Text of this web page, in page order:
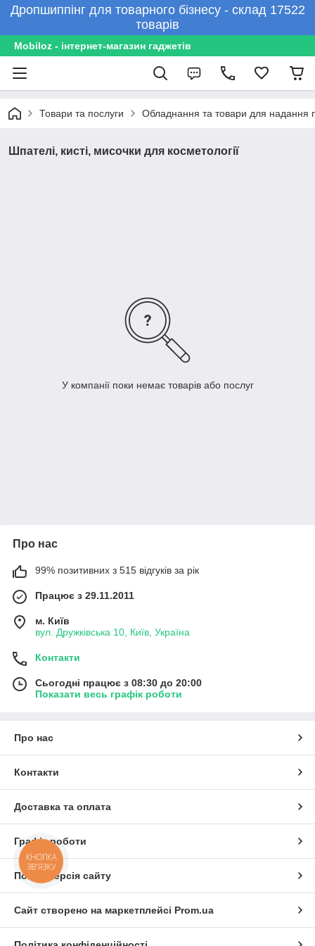
Дропшиппінг для товарного бізнесу - склад 17522
товарів
Mobiloz - інтернет-магазин гаджетів
Товари та послуги Обладнання та товари для надання
Шпателі, кисті, мисочки для косметології
У компанії поки немає товарів або послуг
Про нас
99% позитивних з 515 відгуків за рік
Працює з 29.11.2011
м. Київ
вул. Дружківська 10, Київ, Україна
Контакти
Сьогодні працює з 08:30 до 20:00
Показати весь графік роботи
Про нас
Контакти
Доставка та оплата
Графік роботи
Повна версія сайту
Сайт створено на маркетплейсі Prom.ua
КНОПКА
ЗВ'ЯЗКУ